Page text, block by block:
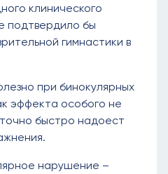
клинического
подтвердило бы
гимнастики в
при бинокулярных
эффекта особого не
быстро надоест
нарушение –